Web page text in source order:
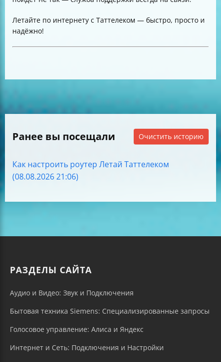
Летайте по интернету с Таттелеком — быстро, просто и
надёжно!
Ранее вы посещали Очистить историю
Как настроить роутер Летай Таттелеком
(08.08.2026 21:06)
РАЗДЕЛЫ САЙТА
Аудио и Видео: Звук и Подключения
Бытовая техника Siemens: Специализированные запросы
Голосовое управление: Алиса и Яндекс
Интернет и Сеть: Подключения и Настройки